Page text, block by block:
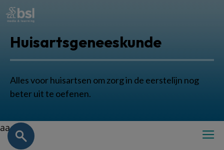
Huisartsgeneeskunde
Alles voor huisartsen om zorg in de eerstelijn nog
beter uit te oefenen.
aa